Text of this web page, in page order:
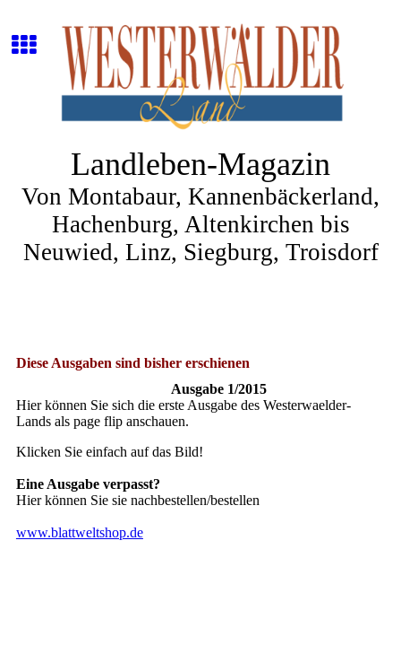
Landleben-Magazin
Von Montabaur, Kannenbäckerland,
Hachenburg, Altenkirchen bis
Neuwied, Linz, Siegburg, Troisdorf
Diese Ausgaben sind bisher erschienen
Ausgabe 1/2015
Hier können Sie sich die erste Ausgabe des Westerwaelder-
Lands als page flip anschauen.
Klicken Sie einfach auf das Bild!
Eine Ausgabe verpasst?
Hier können Sie sie nachbestellen/bestellen
www.blattweltshop.de